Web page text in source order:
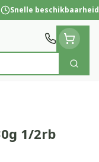
Snelle beschikbaarheid
Zoek
1/2rb